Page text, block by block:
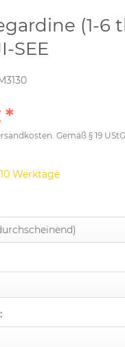
(1-6
SEE
*
. Gemäß § 19
Werktage